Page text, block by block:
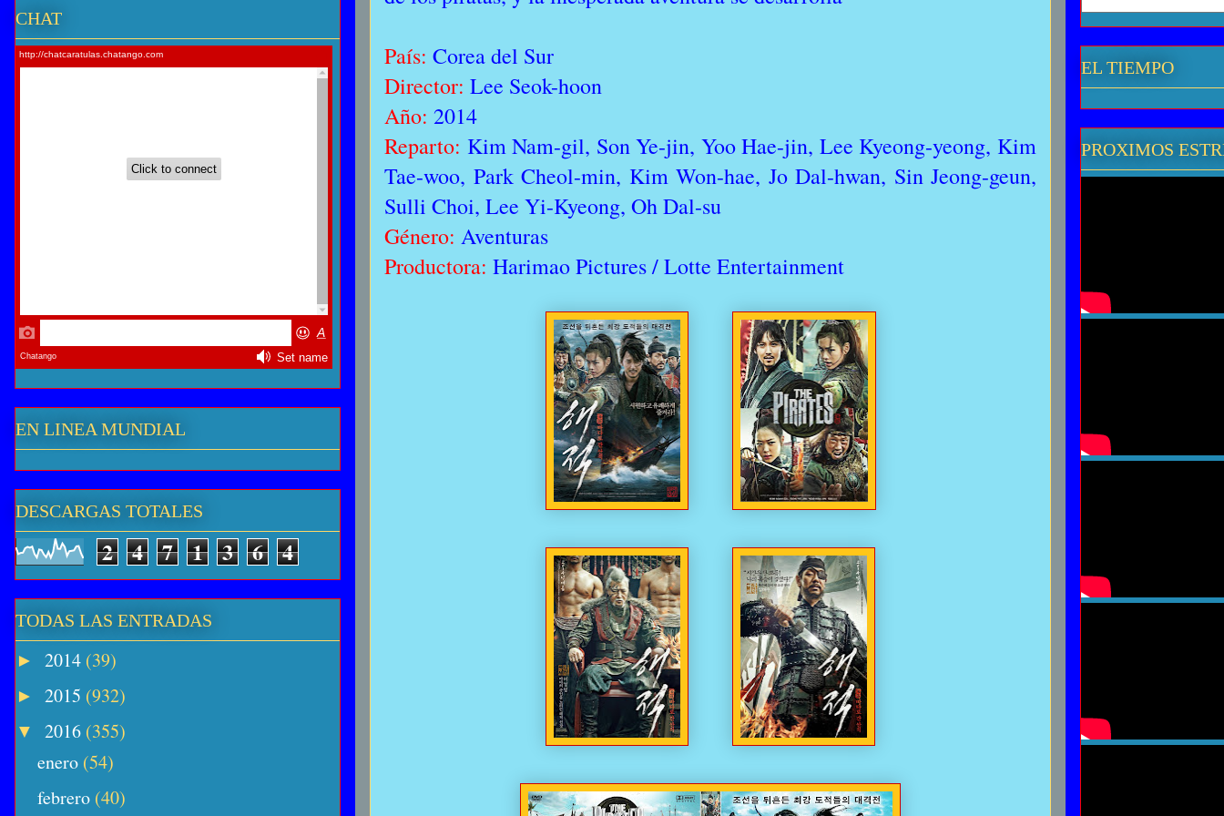
País: Corea del Sur
Director: Lee Seok-hoon
Año: 2014
Reparto: Kim Nam-gil, Son Ye-jin, Yoo Hae-jin, Lee Kyeong-yeong, Kim
Tae-woo, Park Cheol-min, Kim Won-hae, Jo Dal-hwan, Sin Jeong-geun,
Sulli Choi, Lee Yi-Kyeong, Oh Dal-su
Género: Aventuras
Productora: Harimao Pictures / Lotte Entertainment
CHAT
EN LINEA MUNDIAL
DESCARGAS TOTALES
2 4 7 1 3 6 4
TODAS LAS ENTRADAS
► 2014 (39)
► 2015 (932)
▼ 2016 (355)
enero (54)
febrero (40)
EL TIEMPO
PROXIMOS